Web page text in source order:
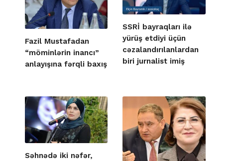
Fazil Mustafadan
“möminlərin inancı”
anlayışına fərqli baxış
SSRİ bayraqları ilə
yürüş etdiyi üçün
cəzalandırılanlardan
biri jurnalist imiş
Səhnədə iki nəfər,